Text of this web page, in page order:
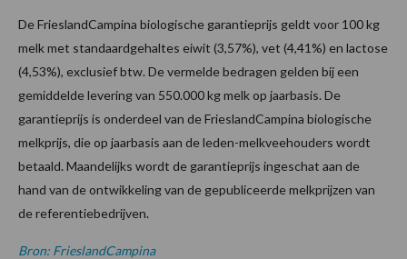
De FrieslandCampina biologische garantieprijs geldt voor 100 kg
melk met standaardgehaltes eiwit (3,57%), vet (4,41%) en lactose
(4,53%), exclusief btw. De vermelde bedragen gelden bij een
gemiddelde levering van 550.000 kg melk op jaarbasis. De
garantieprijs is onderdeel van de FrieslandCampina biologische
melkprijs, die op jaarbasis aan de leden-melkveehouders wordt
betaald. Maandelijks wordt de garantieprijs ingeschat aan de
hand van de ontwikkeling van de gepubliceerde melkprijzen van
de referentiebedrijven.
Bron: FrieslandCampina